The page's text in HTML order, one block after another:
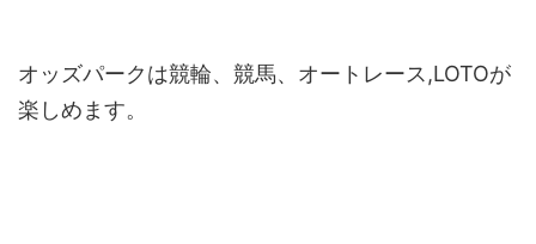
オッズパークは競輪、競馬、オートレース,LOTOが
楽しめます。